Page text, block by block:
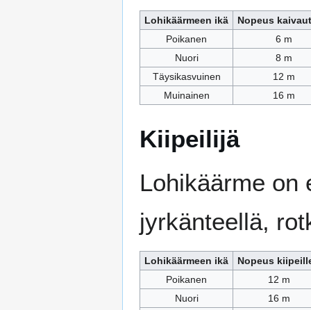
Lohikäärmeen ikä
Nopeus
Poikanen
6 m
Nuori
8 m
Täysikasvuinen
12 m
Muinainen
16 m
Kiipeilijä
Lohikäärme on
jyrkänteellä,
Lohikäärmeen ikä
Nopeus
Poikanen
12 m
Nuori
16 m